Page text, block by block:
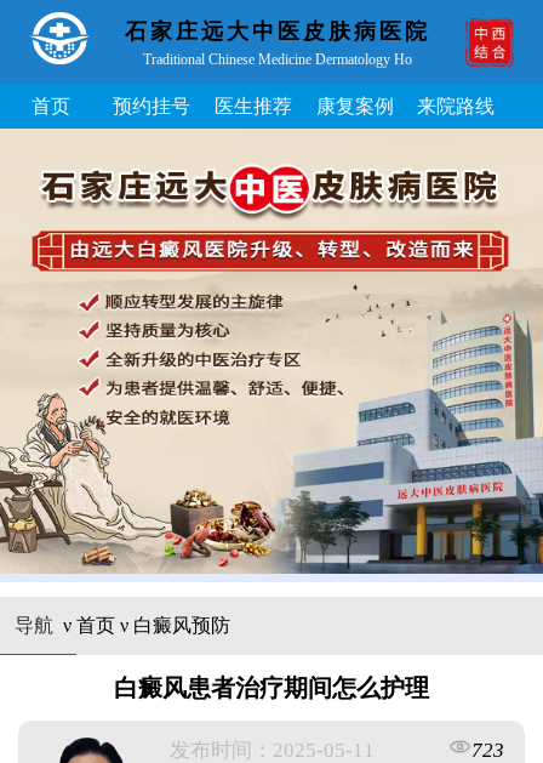
石家庄远大中医皮肤病医院
Traditional Chinese Medicine Dermatology Ho
首页 预约挂号 医生推荐 康复案例 来院路线
导航 ν 首页ν 白癜风预防
白癜风患者治疗期间怎么护理
发布时间：2025-05-11
723